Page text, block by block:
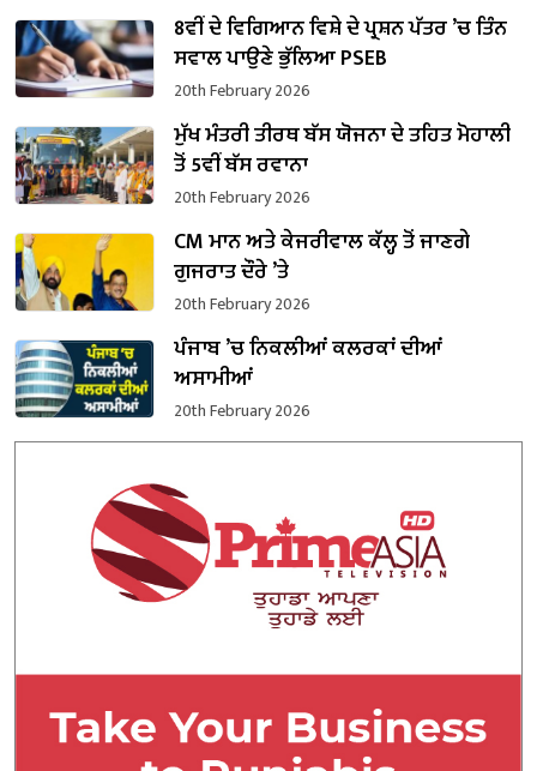
8ਵੀਂ ਦੇ ਵਿਗਿਆਨ ਵਿਸ਼ੇ ਦੇ ਪ੍ਰਸ਼ਨ ਪੱਤਰ ’ਚ ਤਿੰਨ
ਸਵਾਲ ਪਾਉਣੇ ਭੁੱਲਿਆ PSEB
20th February 2026
ਮੁੱਖ ਮੰਤਰੀ ਤੀਰਥ ਬੱਸ ਯੋਜਨਾ ਦੇ ਤਹਿਤ ਮੋਹਾਲੀ
ਤੋਂ 5ਵੀਂ ਬੱਸ ਰਵਾਨਾ
20th February 2026
CM ਮਾਨ ਅਤੇ ਕੇਜਰੀਵਾਲ ਕੱਲ੍ਹ ਤੋਂ ਜਾਣਗੇ
ਗੁਜਰਾਤ ਦੌਰੇ ’ਤੇ
20th February 2026
ਪੰਜਾਬ ’ਚ ਨਿਕਲੀਆਂ ਕਲਰਕਾਂ ਦੀਆਂ
ਅਸਾਮੀਆਂ
20th February 2026